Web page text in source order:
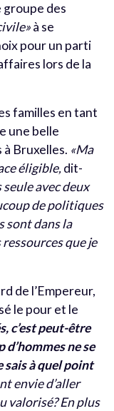
des
à se
pour un parti
lors de la
familles en tant
une belle
Bruxelles. «Ma
éligible,dit-
avec deux
de politiques
sont dans la
que je
de l’Empereur,
le pour et le
c’est peut-être
d’hommes ne se
sais à quel point
envie d’aller
valorisé? En plus